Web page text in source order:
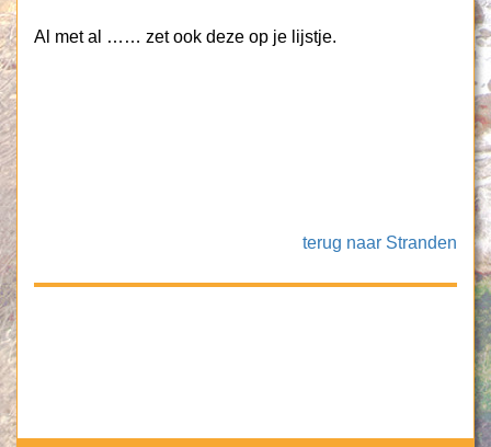
Al met al …… zet ook deze op je lijstje.
terug naar Stranden